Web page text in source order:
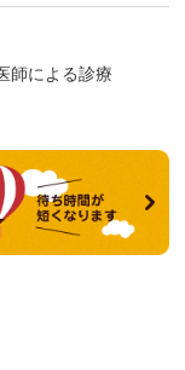
師による診療